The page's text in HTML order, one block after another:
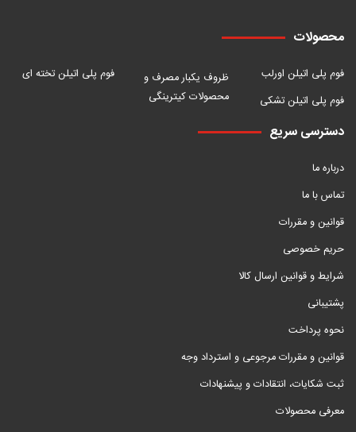
محصولات
فوم پلی اتیلن اورلب
فوم پلی اتیلن تشکی
ظروف یکبار مصرف و
محصولات کیترینگی
فوم پلی اتیلن تخته ای
دسترسی سریع
درباره ما
تماس با ما
قوانین و مقررات
حریم خصوصی
شرایط و قوانین ارسال کالا
پشتیبانی
نحوه پرداخت
قوانین و مقررات مرجوعی و استرداد وجه
ثبت شکایات، انتقادات و پیشنهادات
معرفی محصولات